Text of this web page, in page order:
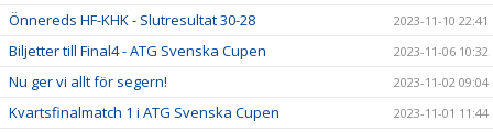
Önnereds HF-KHK - Slutresultat 30-28 2023-11-10 22:41
Biljetter till Final4 - ATG Svenska Cupen 2023-11-06 10:32
Nu ger vi allt för segern! 2023-11-02 09:04
Kvartsfinalmatch 1 i ATG Svenska Cupen 2023-11-01 11:44